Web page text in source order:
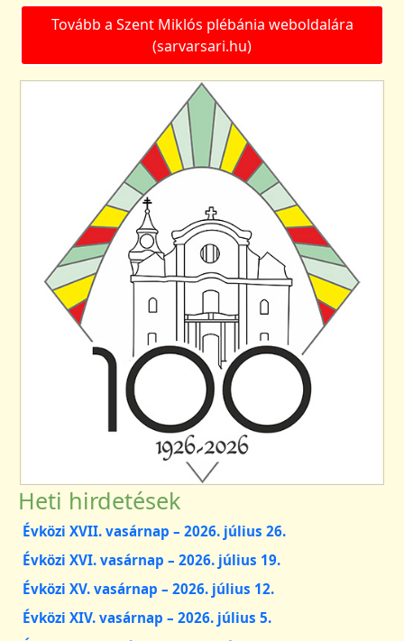
Tovább a Szent Miklós plébánia weboldalára
(sarvarsari.hu)
Heti hirdetések
Évközi XVII. vasárnap – 2026. július 26.
Évközi XVI. vasárnap – 2026. július 19.
Évközi XV. vasárnap – 2026. július 12.
Évközi XIV. vasárnap – 2026. július 5.